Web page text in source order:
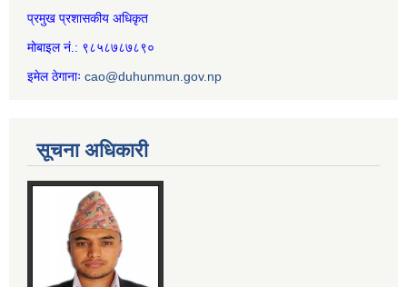
प्रमुख प्रशासकीय अधिकृत
मोबाइल नं.: ९८५८७८७८९०
इमेल ठेगानाः cao@duhunmun.gov.np
सूचना अधिकारी